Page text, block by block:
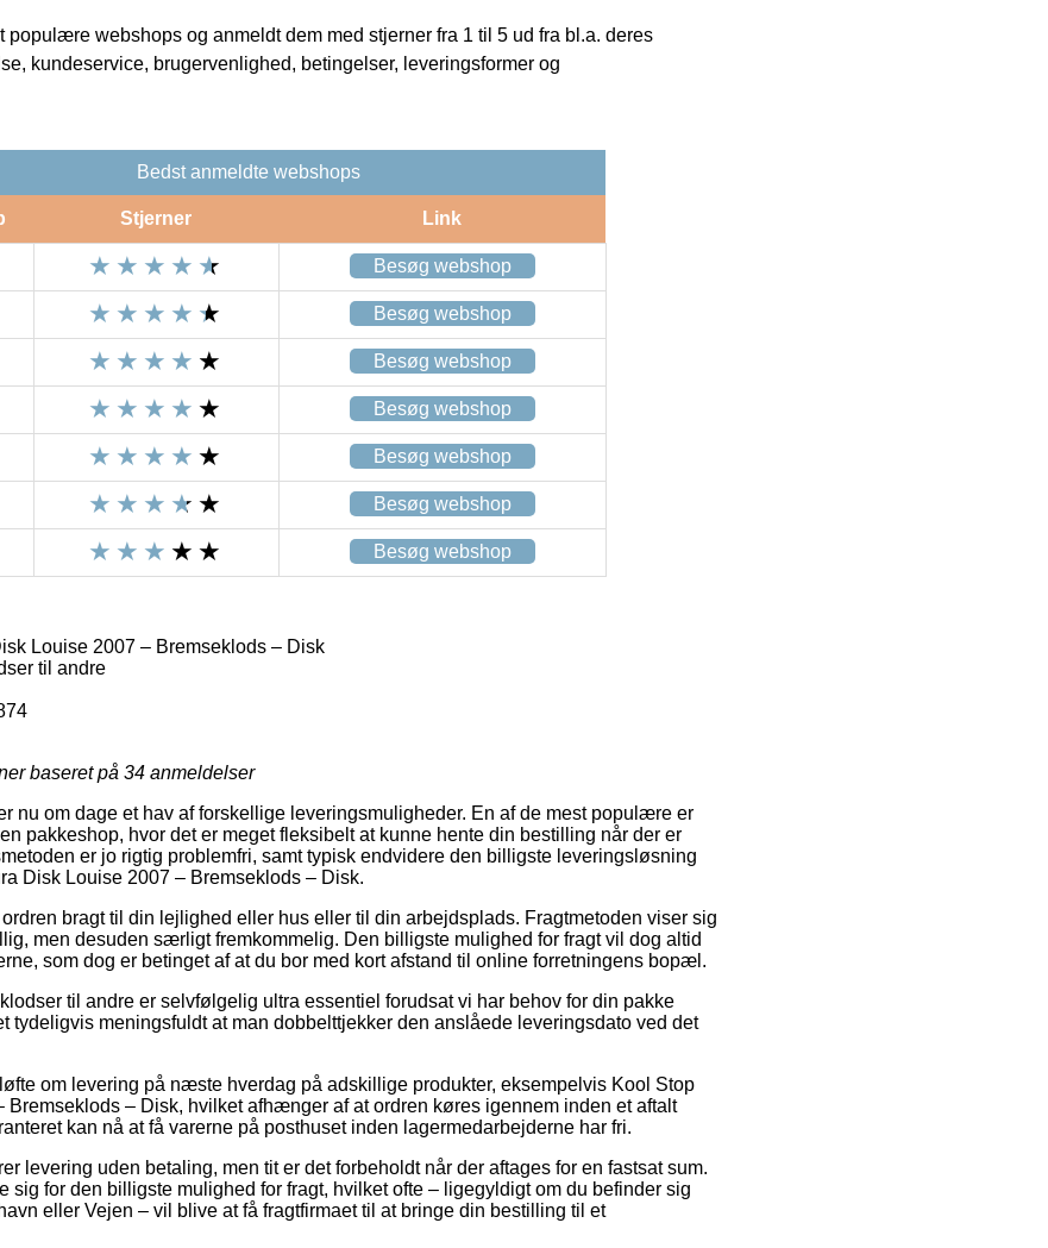
populære webshops og anmeldt dem med stjerner fra 1 til 5 ud fra bl.a. deres
kundeservice, brugervenlighed, betingelser, leveringsformer og
Bedst anmeldte webshops
Stjerner Link
Besøg webshop
Besøg webshop
Besøg webshop
Besøg webshop
Besøg webshop
Besøg webshop
Besøg webshop
Louise 2007 – Bremseklods – Disk
til andre
baseret på 34 anmeldelser
nu om dage et hav af forskellige leveringsmuligheder. En af de mest populære er
pakkeshop, hvor det er meget fleksibelt at kunne hente din bestilling når der er
er jo rigtig problemfri, samt typisk endvidere den billigste leveringsløsning
Disk Louise 2007 – Bremseklods – Disk.
bragt til din lejlighed eller hus eller til din arbejdsplads. Fragtmetoden viser sig
men desuden særligt fremkommelig. Den billigste mulighed for fragt vil dog altid
som dog er betinget af at du bor med kort afstand til online forretningens bopæl.
til andre er selvfølgelig ultra essentiel forudsat vi har behov for din pakke
tydeligvis meningsfuldt at man dobbelttjekker den anslåede leveringsdato ved det
om levering på næste hverdag på adskillige produkter, eksempelvis Kool Stop
Bremseklods – Disk, hvilket afhænger af at ordren køres igennem inden et aftalt
kan nå at få varerne på posthuset inden lagermedarbejderne har fri.
levering uden betaling, men tit er det forbeholdt når der aftages for en fastsat sum.
sig for den billigste mulighed for fragt, hvilket ofte – ligegyldigt om du befinder sig
eller Vejen – vil blive at få fragtfirmaet til at bringe din bestilling til et